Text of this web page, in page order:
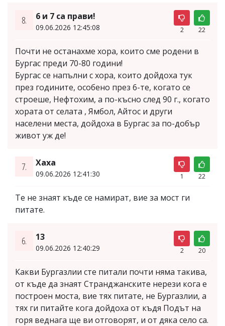
8. 6 и 7 са прави!
09.06.2026 12:45:08 2 22
Почти не останахме хора, които сме родени в
Бургас преди 70-80 години!
Бургас се напълни с хора, които дойдоха тук
през годините, особено през 6-те, когато се
строеше, Нефтохим, а по-късно след 90 г., когато
хората от селата , Ямбол, Айтос и други
населени места, дойдоха в Бургас за по-добър
живот уж де!
7. Хаха
09.06.2026 12:41:30 1 22
Те не знаят къде се намират, вие за мост ги
питате.
6. 13
09.06.2026 12:40:29 2 20
Какви Бургазлии сте питали почти няма такива,
от къде да знаят Странджанските нерези кога е
построен моста, вие тях питате, не Бургазлии, а
тях ги питайте кога дойдоха от къдя Подът на
горя веднага ще ви отговорят, и от дяка село са.